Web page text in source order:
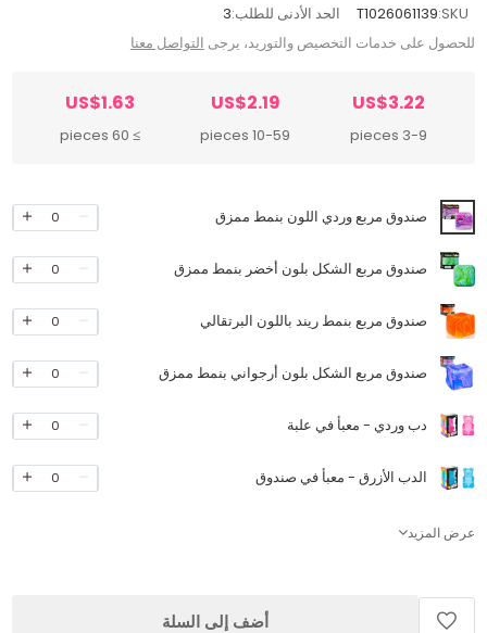
SKU:
T1026061139 الحد الأدنى للطلب:3
للحصول على خدمات التخصيص والتوريد، يرجى التواصل معنا
US$3.22
3-9 pieces
US$2.19
10-59 pieces
US$1.63
≥ 60 pieces
صندوق مربع وردي اللون بنمط ممزق 0
صندوق مربع الشكل بلون أخضر بنمط ممزق 0
صندوق مربع بنمط ريند باللون البرتقالي 0
صندوق مربع الشكل بلون أرجواني بنمط ممزق 0
دب وردي - معبأ في علبة 0
الدب الأزرق - معبأ في صندوق 0
عرض المزيد
أضف إلى السلة